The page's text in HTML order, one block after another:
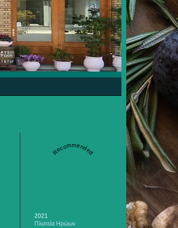
Recommended
2021
Πλατεία Ηρώων